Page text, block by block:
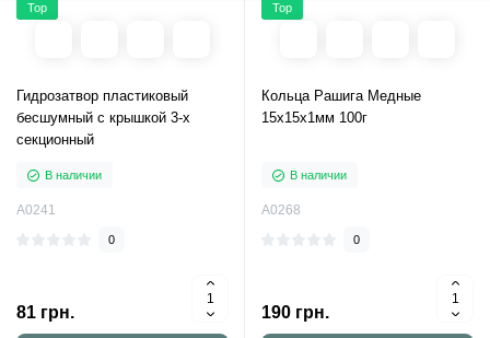
Top
Гидрозатвор пластиковый
бесшумный с крышкой 3-х
секционный
В наличии
A0241
0
81 грн.
Top
Кольца Рашига Медные
15х15х1мм 100г
В наличии
A0268
0
190 грн.